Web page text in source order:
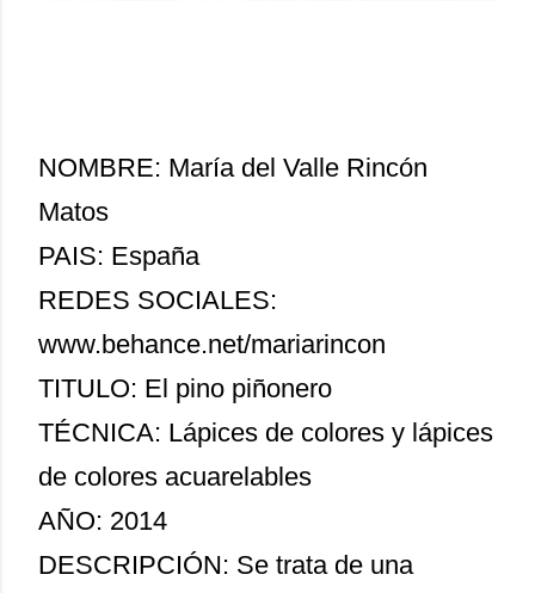
NOMBRE: María del Valle Rincón
Matos
PAIS: España
REDES SOCIALES:
www.behance.net/mariarincon
TITULO: El pino piñonero
TÉCNICA: Lápices de colores y lápices
de colores acuarelables
AÑO: 2014
DESCRIPCIÓN: Se trata de una